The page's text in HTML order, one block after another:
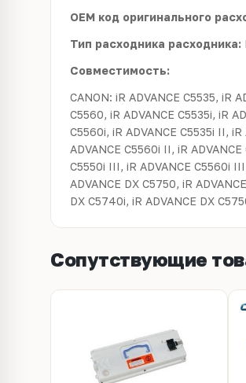
OEM код оригинального
Тип расходника расходника:
Совместимость:
CANON: iR ADVANCE C5535, iR
C5560, iR ADVANCE C5535i, iR
C5560i, iR ADVANCE C5535i II,
ADVANCE C5560i II, iR
C5550i III, iR ADVANCE C5560i
ADVANCE DX C5750, iR
DX C5740i, iR ADVANCE DX
Сопутствующие